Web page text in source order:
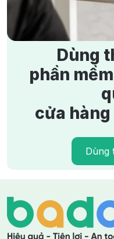
Dùng
phần
cửa
Dùng